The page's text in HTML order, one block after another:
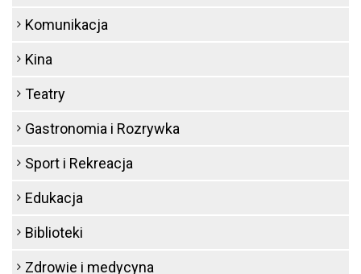
Komunikacja
Kina
Teatry
Gastronomia i Rozrywka
Sport i Rekreacja
Edukacja
Biblioteki
Zdrowie i medycyna